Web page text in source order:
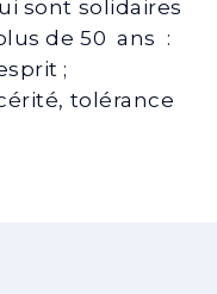
sont solidaires
de 50 ans :
;
tolérance